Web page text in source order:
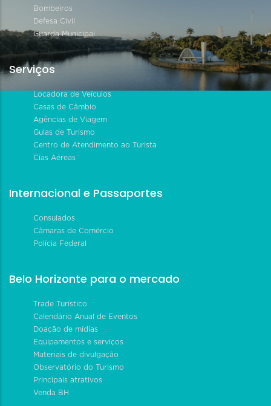
Bombeiros
Defesa Civil
Guarda Municipal
Serviços
Locadora de Veículos
Casas de Câmbio
Agências de Viagem
Guias de Turismo
Centro de Atendimento ao Turista
Cias Aéreas
Internacional e Passaportes
Consulados
Câmaras de Comércio
Polícia Federal
Belo Horizonte para o mercado
Trade Turístico
Calendário Anual de Eventos
Doação de mídias
Equipamentos e serviços
Materiais de divulgação
Observatório do Turismo
Principais atrativos
Venda BH